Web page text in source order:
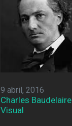
9 abril, 2016
Charles Baudelaire
Visual